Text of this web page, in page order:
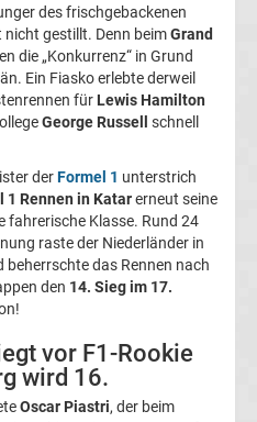
des frischgebackenen
gestillt. Denn beimGrand
die „Konkurrenz“ in Grund
Ein Fiasko erlebte derweil
für Lewis Hamilton
George Russell schnell
derFormel 1 unterstrich
1 Rennen in Katarerneut seine
fahrerische Klasse. Rund 24
raste der Niederländer in
beherrschte das Rennen nach
den 14. Sieg im 17.
vor F1-Rookie
wird 16.
Oscar Piastri, der beim